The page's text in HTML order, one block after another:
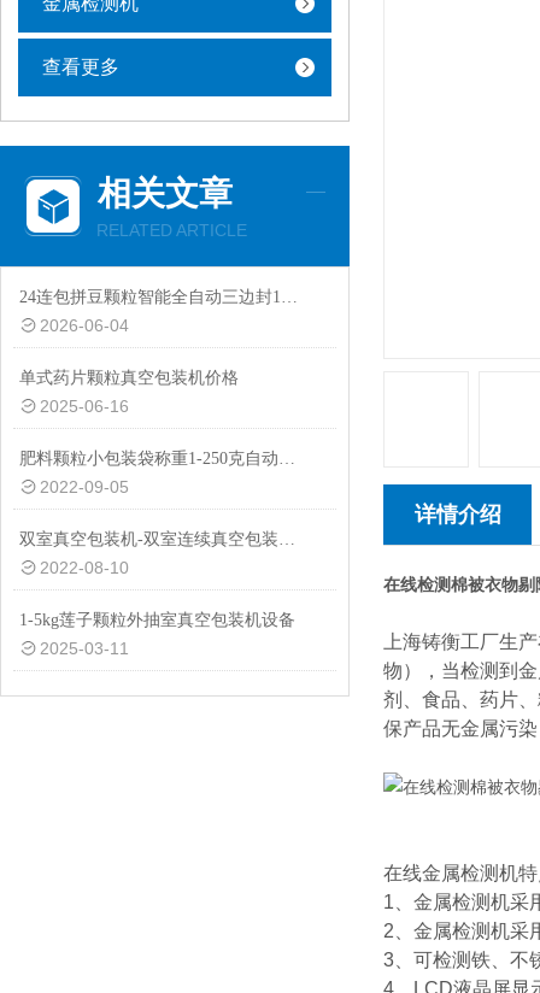
查看更多
相关文章
RELATED ARTICLE
24连包拼豆颗粒智能全自动三边封1-10克包装机设备
2026-06-04
单式药片颗粒真空包装机价格
2025-06-16
肥料颗粒小包装袋称重1-250克自动包装机厂家
2022-09-05
双室真空包装机-双室连续真空包装机-600双室真空包装机厂家
2022-08-10
1-5kg莲子颗粒外抽室真空包装机设备
2025-03-11
详情介绍
在线检测棉被衣物
上海铸衡工厂生
物），当检测到
剂、食品、药片
保产品无金属污
在线金属检测机
1、金属检测机采
2、金属检测机采
3、可检测铁、不
4、LCD液晶屏显